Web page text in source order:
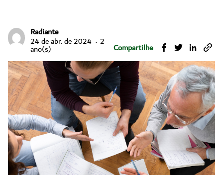
Radiante
24 de abr. de 2024 2
ano(s) Compartilhe